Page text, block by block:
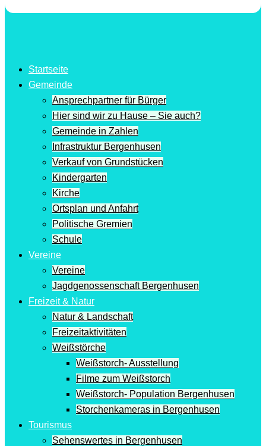
Startseite
Gemeinde
Ansprechpartner für Bürger
Hier sind wir zu Hause – Sie auch?
Gemeinde in Zahlen
Infrastruktur Bergenhusen
Verkauf von Grundstücken
Kindergarten
Kirche
Ortsplan und Anfahrt
Politische Gremien
Schule
Vereine
Vereine
Jagdgenossenschaft Bergenhusen
Freizeit & Natur
Natur & Landschaft
Freizeitaktivitäten
Weißstörche
Weißstorch- Ausstellung
Filme zum Weißstorch
Weißstorch- Population Bergenhusen
Storchenkameras in Bergenhusen
Tourismus
Sehenswertes in Bergenhusen